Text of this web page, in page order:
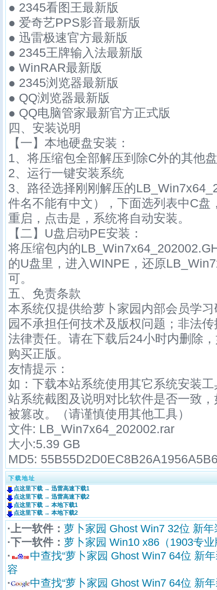
● 2345看图王最新版
● 爱奇艺PPS影音最新版
● 迅雷极速官方最新版
● 2345王牌输入法最新版
● WinRAR最新版
● 2345浏览器最新版
● QQ浏览器最新版
● QQ电脑管家最新官方正式版
四、安装说明
【一】本地硬盘安装：
1、将压缩包全部解压到除C外的其他
2、运行一键安装系统
3、路径选择刚刚解压的
件名不能有中文），下面选列表中C盘
重启，点击是，系统将自动安装。
【二】U盘启动PE安装：
将压缩包内的LB_Win7x64_202002
的U盘里，进入WINPE，还原
可。
五、免责条款
本系统仅提供给萝卜家园内部会员学
园不承担任何技术及版权问题；非法
法律责任。请在下载后24小时内删除
购买正版。
友情提示：
如：下载本站系统使用其它系统安装
站系统截图及说明对比软件是否一致
被篡改。（请谨慎使用其他工具）
文件: LB_Win7x64_202002.rar
大小:5.39 GB
MD5:
下载地址
点这里下载 → 迅雷高速下载1
点这里下载 → 迅雷高速下载2
点这里下载 → 本地下载1
点这里下载 → 本地下载2
·上一软件： 萝卜家园 Ghost Win7 32位 新
·下一软件： 萝卜家园 Win10 x86（1903专
·
中查找“萝卜家园 Ghost Win7 64位 新
容
·
中查找“萝卜家园 Ghost Win7 64位 新